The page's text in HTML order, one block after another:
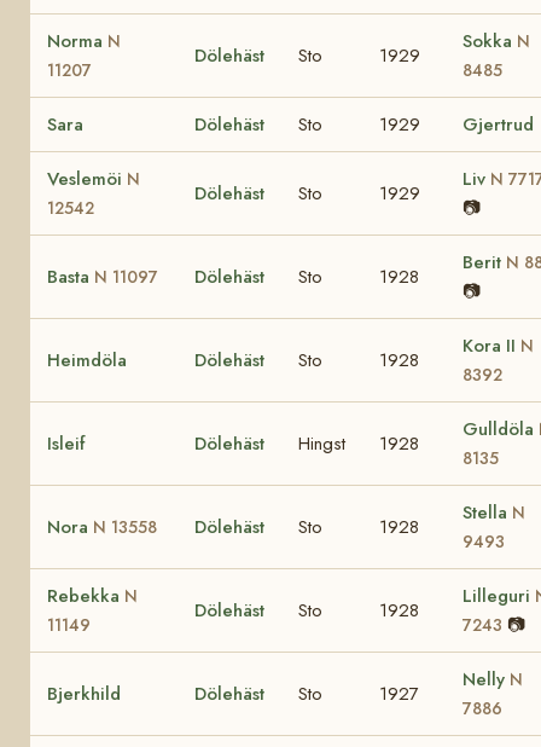
Norma N
11207
Dölehäst Sto 1929
Sokka N
8485
Sara Dölehäst Sto 1929 Gjertrud
Veslemöi N
12542
Dölehäst Sto 1929
Liv N
📷
Basta N 11097 Dölehäst Sto 1928
Berit N
📷
Heimdöla Dölehäst Sto 1928
Kora II N
8392
Isleif Dölehäst Hingst 1928
Gulldöla
8135
Nora N 13558 Dölehäst Sto 1928
Stella N
9493
Rebekka N
11149
Dölehäst Sto 1928
Lilleguri
7243 📷
Bjerkhild Dölehäst Sto 1927
Nelly N
7886